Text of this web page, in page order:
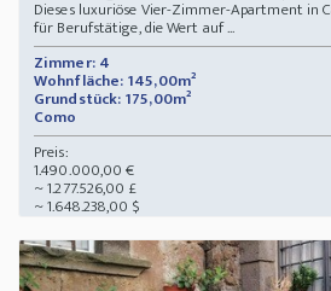
Dieses luxuriöse Vier-Zimmer-Apartment in
für Berufstätige, die Wert auf ...
Zimmer: 4
Wohnfläche: 145,00m²
Grundstück: 175,00m²
Como
Preis:
1.490.000,00 €
~ 1.277.526,00 £
~ 1.648.238,00 $